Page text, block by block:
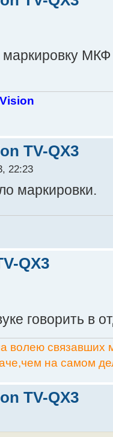
TV-QX3
22:23
маркировки.
QX3
говорить в
волею связавших
на самом
TV-QX3